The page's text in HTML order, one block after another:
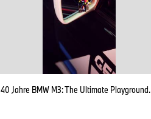
40 Jahre BMW M3: The Ultimate Playground.